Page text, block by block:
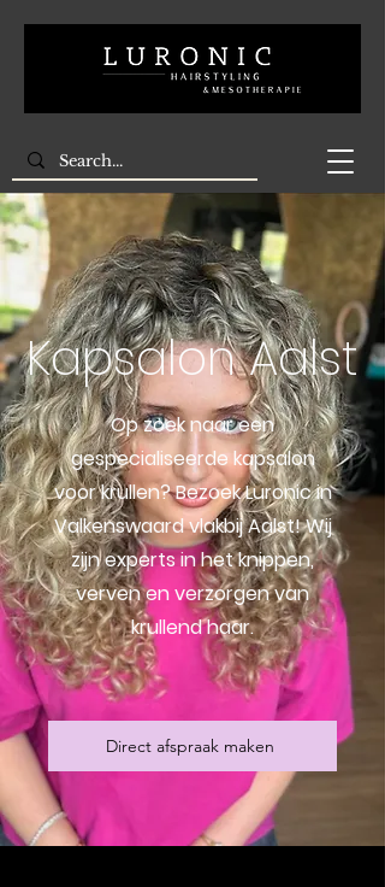
Kapsalon Aalst
Op zoek naar een
gespecialiseerde kapsalon
voor krullen? Bezoek Luronic in
Valkenswaard vlakbij Aalst! Wij
zijn experts in het knippen,
verven en verzorgen van
krullend haar.
Direct afspraak maken